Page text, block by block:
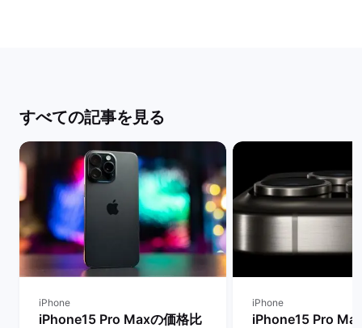
すべての記事を見る
iPhone
iPhone15 Pro Maxの価格比
iPhone
iPhone15 Pro